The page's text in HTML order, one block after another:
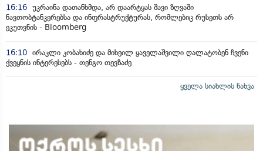
16:16 უკრაინა დათანხმდა, არ დაარტყას შავი ზღვაში
ნავთობტანკერებსა და ინფრასტრუქტურას, რომლებიც რუსეთს არ
ეკუთვნის - Bloomberg
16:10 ირაკლი კობახიძე და მიხეილ ყაველაშვილი ღალატობენ ჩვენი
ქვეყნის ინტერესებს - თენგო თევზაძე
ყველა სიახლის ნახვა